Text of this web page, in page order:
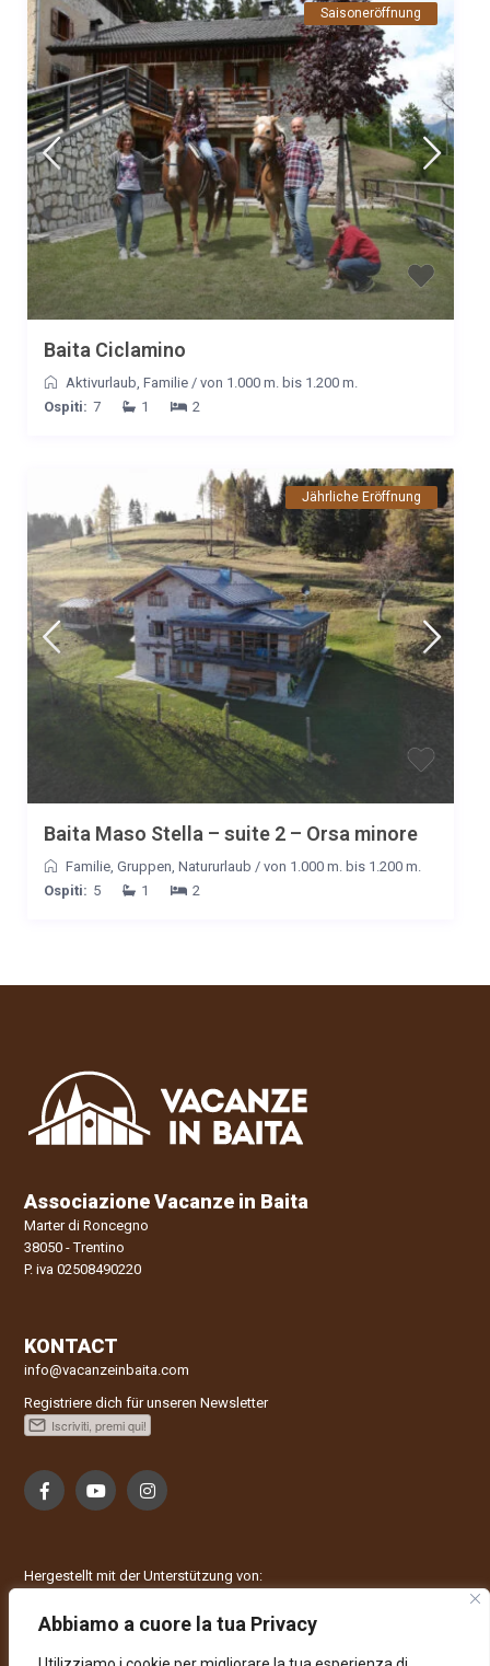
Abbiamo a cuore la tua Privacy
Saisoneröffnung
Baita Ciclamino
Aktivurlaub, Familie / von 1.000 m. bis 1.200 m.
Ospiti: 7 1 2
Jährliche Eröffnung
Baita Maso Stella – suite 2 – Orsa minore
Familie, Gruppen, Natururlaub / von 1.000 m. bis 1.200 m.
Ospiti: 5 1 2
Associazione Vacanze in Baita
Marter di Roncegno
38050 - Trentino
P. iva 02508490220
KONTACT
info@vacanzeinbaita.com
Registriere dich für unseren Newsletter
Hergestellt mit der Unterstützung von: